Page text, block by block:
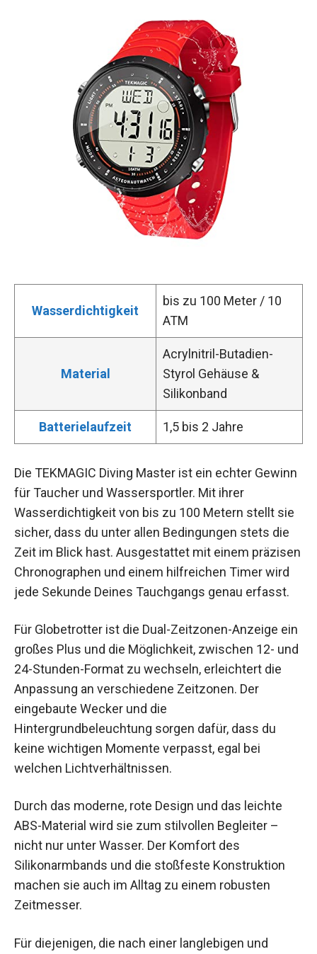
Wasserdichtigkeit
bis zu 100 Meter / 10
ATM
Material
Acrylnitril-Butadien-
Styrol Gehäuse &
Silikonband
Batterielaufzeit 1,5 bis 2 Jahre
Die TEKMAGIC Diving Master ist ein echter Gewinn
für Taucher und Wassersportler. Mit ihrer
Wasserdichtigkeit von bis zu 100 Metern stellt sie
sicher, dass du unter allen Bedingungen stets die
Zeit im Blick hast. Ausgestattet mit einem präzisen
Chronographen und einem hilfreichen Timer wird
jede Sekunde Deines Tauchgangs genau erfasst.
Für Globetrotter ist die Dual-Zeitzonen-Anzeige ein
großes Plus und die Möglichkeit, zwischen 12- und
24-Stunden-Format zu wechseln, erleichtert die
Anpassung an verschiedene Zeitzonen. Der
eingebaute Wecker und die
Hintergrundbeleuchtung sorgen dafür, dass du
keine wichtigen Momente verpasst, egal bei
welchen Lichtverhältnissen.
Durch das moderne, rote Design und das leichte
ABS-Material wird sie zum stilvollen Begleiter –
nicht nur unter Wasser. Der Komfort des
Silikonarmbands und die stoßfeste Konstruktion
machen sie auch im Alltag zu einem robusten
Zeitmesser.
Für diejenigen, die nach einer langlebigen und